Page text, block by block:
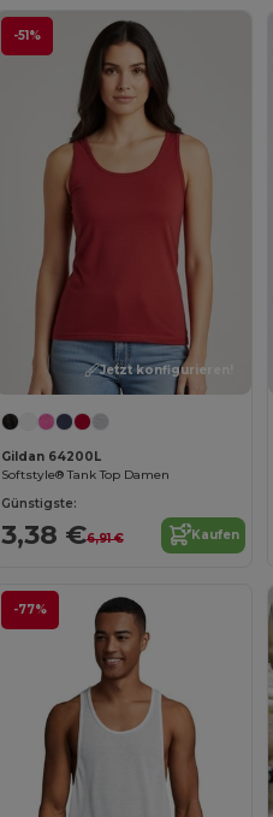
-51%
Jetzt konfigurieren!
Gildan 64200L
Softstyle® Tank Top Damen
Günstigste:
3,38 €6,91 € Kaufen
-77%